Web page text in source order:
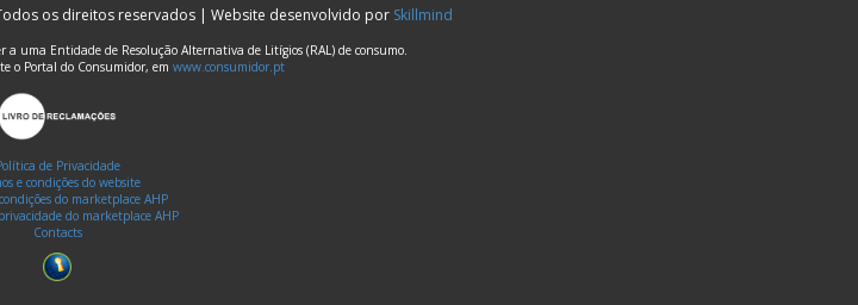
os direitos reservados | Website desenvolvido por Skillmind
a uma Entidade de Resolução Alternativa de Litígios (RAL) de consumo.
o Portal do Consumidor, em www.consumidor.pt
de Privacidade
e condições do website
do marketplace AHP
do marketplace AHP
Contacts